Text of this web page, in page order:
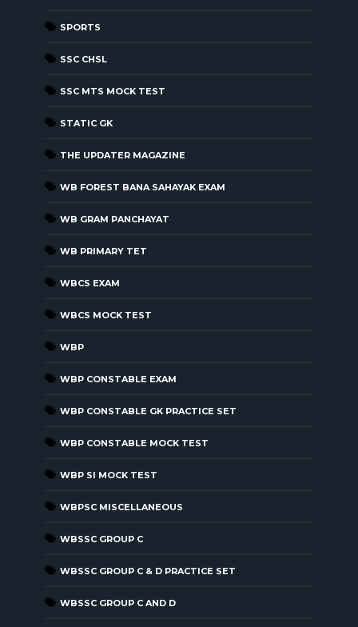
SPORTS
SSC CHSL
SSC MTS MOCK TEST
STATIC GK
THE UPDATER MAGAZINE
WB FOREST BANA SAHAYAK EXAM
WB GRAM PANCHAYAT
WB PRIMARY TET
WBCS EXAM
WBCS MOCK TEST
WBP
WBP CONSTABLE EXAM
WBP CONSTABLE GK PRACTICE SET
WBP CONSTABLE MOCK TEST
WBP SI MOCK TEST
WBPSC MISCELLANEOUS
WBSSC GROUP C
WBSSC GROUP C & D PRACTICE SET
WBSSC GROUP C AND D